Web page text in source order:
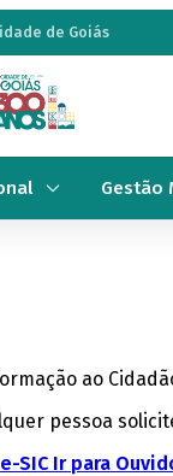
de Goiás
Gestão
ao
pessoa
SIC Ir para